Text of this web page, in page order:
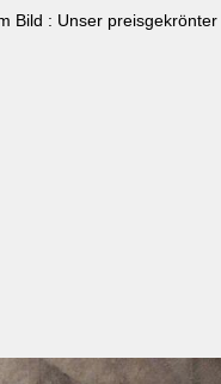
Bild : Unser preisgekrönter